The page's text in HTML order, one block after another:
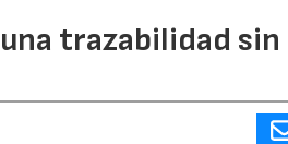
trazabilidad